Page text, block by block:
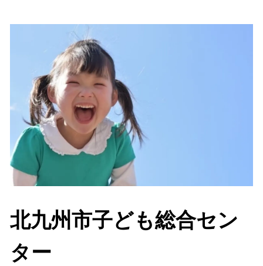
北九州市子ども総合セン
ター